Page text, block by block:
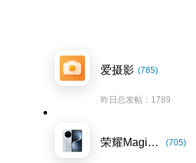
爱摄影 (785)
昨日总发帖：1789
荣耀Magic7系列 (705)